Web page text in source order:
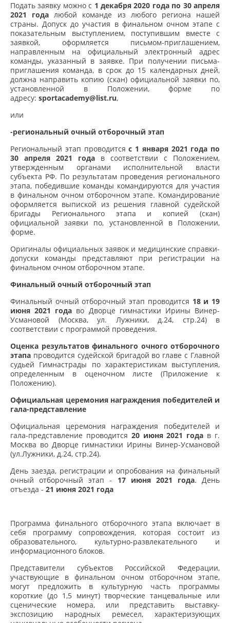
Подать заявку можно с 1 декабря 2020 года по 30 апреля
2021 года любой команде из любого региона нашей
страны. Допуск до участия в финальном очном этапе с
показательным выступлением, поступившим вместе с
заявкой, оформляется письмом-приглашением,
направленным на официальный электронный адрес
команды, указанный в заявке. При получении письма-
приглашения команда, в срок до 15 календарных дней,
должна направить копию (скан) официальной заявки по,
установленной в Положении, форме по
адресу: sportacademy@list.ru,
или
-региональный очный отборочный этап
Региональный этап проводитсяс 1 января 2021 года по
30 апреля 2021 года в соответствии с Положением,
утвержденным органами исполнительной власти
субъекта РФ. По результатам проведения регионального
этапа, победившие команды командируются для участия
в финальном очном отборочном этапе. Командирование
оформляется выпиской из решения главной судейской
бригады Регионального этапа и копией (скан)
официальной заявки по, установленной в Положении,
форме.
Оригиналы официальных заявок и медицинские справки-
допуски команды представляют при регистрации на
финальном очном отборочном этапе.
Финальный очный отборочный этап
Финальный очный отборочный этап проводится 18 и 19
июня 2021 года во Дворце гимнастики Ирины Винер-
Усмановой (Москва, ул. Лужники, д.24, стр.24) в
соответствии с программой проведения.
Оценка результатов финального очного отборочного
этапа проводится судейской бригадой во главе с Главной
судьей Гимнастрады по характеристикам выступления,
определенным в оценочном листе (Приложение к
Положению).
Официальная церемония награждения победителей и
гала-представление
Официальная церемония награждения победителей и
гала-представление проводится 20 июня 2021 года в г.
Москва во Дворце гимнастики Ирины Винер-Усмановой
(ул.Лужники, д.24, стр.24).
День заезда, регистрации и опробования на финальный
очный отборочный этап - 17 июня 2021 года. День
отъезда - 21 июня 2021 года
Программа финального отборочного этапа включает в
себя программу сопровождения, которая состоит из
образовательного, культурно-развлекательного и
информационного блоков.
Представители субъектов Российской Федерации,
участвующие в финальном очном отборочном этапе,
могут предложить в культурную часть программы
короткие (до 1,5 минут) творческие танцевальные или
сценические номера, или представить выставку-
экспозицию народных ремесел, характеризующих